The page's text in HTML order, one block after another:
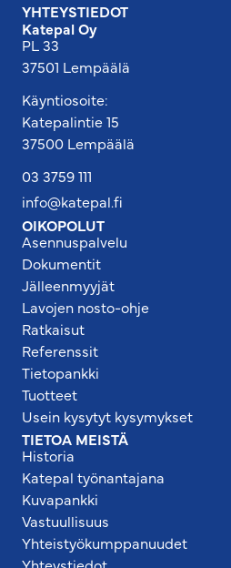
YHTEYSTIEDOT
Katepal Oy
PL 33
37501 Lempäälä
Käyntiosoite:
Katepalintie 15
37500 Lempäälä
03 3759 111
info@katepal.fi
OIKOPOLUT
Asennuspalvelu
Dokumentit
Jälleenmyyjät
Lavojen nosto-ohje
Ratkaisut
Referenssit
Tietopankki
Tuotteet
Usein kysytyt kysymykset
TIETOA MEISTÄ
Historia
Katepal työnantajana
Kuvapankki
Vastuullisuus
Yhteistyökumppanuudet